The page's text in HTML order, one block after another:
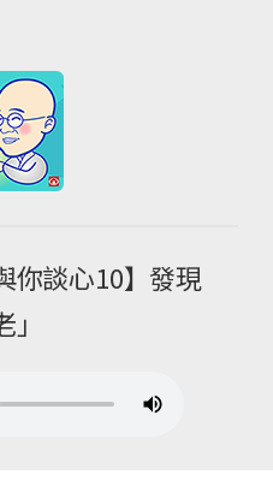
你談心10】發現
」